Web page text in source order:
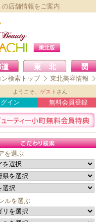
の店舗情報をご案内
ン検索トップ 東北美容情報
ようこそ、 ゲスト さん
イン 無料会員登録
を選ぶ
ルを選ぶ